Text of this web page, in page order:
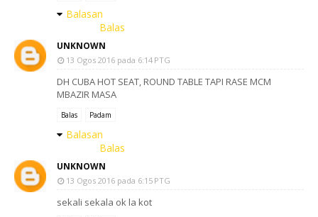
Balasan
Balas
UNKNOWN
13 Ogos 2016 pada 6:14 PTG
DH CUBA HOT SEAT, ROUND TABLE TAPI RASE MCM
MBAZIR MASA
Balas Padam
Balasan
Balas
UNKNOWN
13 Ogos 2016 pada 6:15 PTG
sekali sekala ok la kot